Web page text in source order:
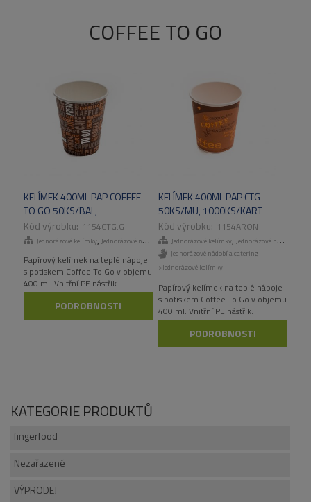
COFFEE TO GO
KELÍMEK 400ML PAP COFFEE
TO GO 50KS/BAL,
1000KS/KART 1154CTG.G
Jednorázové kelímky, Jednorázové nádobí a catering
Papírový kelímek na teplé nápoje
s potiskem Coffee To Go v objemu
400 ml. Vnitřní PE nástřik.
PODROBNOSTI
KELÍMEK 400ML PAP CTG
50KS/MU, 1000KS/KART
1154ARON
Jednorázové kelímky, Jednorázové nádobí a catering
Jednorázové nádobí a catering-
>Jednorázové kelímky
Papírový kelímek na teplé nápoje
s potiskem Coffee To Go v objemu
400 ml. Vnitřní PE nástřik.
PODROBNOSTI
KATEGORIE PRODUKTŮ
fingerfood
Nezařazené
VÝPRODEJ